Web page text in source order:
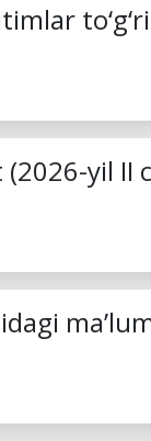
yil II